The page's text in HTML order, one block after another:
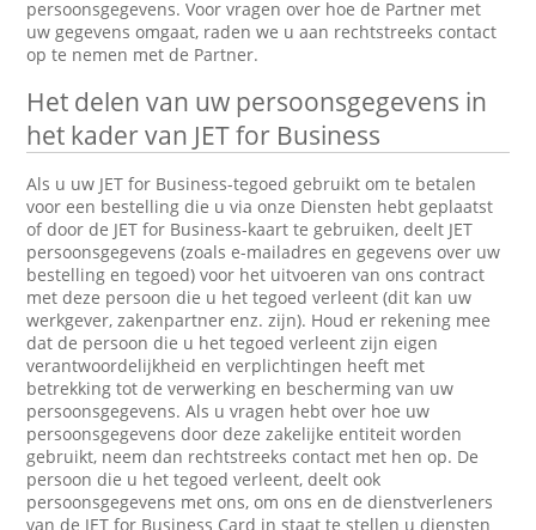
persoonsgegevens. Voor vragen over hoe de Partner met
uw gegevens omgaat, raden we u aan rechtstreeks contact
op te nemen met de Partner.
Het delen van uw persoonsgegevens in
het kader van JET for Business
Als u uw JET for Business-tegoed gebruikt om te betalen
voor een bestelling die u via onze Diensten hebt geplaatst
of door de JET for Business-kaart te gebruiken, deelt JET
persoonsgegevens (zoals e-mailadres en gegevens over uw
bestelling en tegoed) voor het uitvoeren van ons contract
met deze persoon die u het tegoed verleent (dit kan uw
werkgever, zakenpartner enz. zijn). Houd er rekening mee
dat de persoon die u het tegoed verleent zijn eigen
verantwoordelijkheid en verplichtingen heeft met
betrekking tot de verwerking en bescherming van uw
persoonsgegevens. Als u vragen hebt over hoe uw
persoonsgegevens door deze zakelijke entiteit worden
gebruikt, neem dan rechtstreeks contact met hen op. De
persoon die u het tegoed verleent, deelt ook
persoonsgegevens met ons, om ons en de dienstverleners
van de JET for Business Card in staat te stellen u diensten